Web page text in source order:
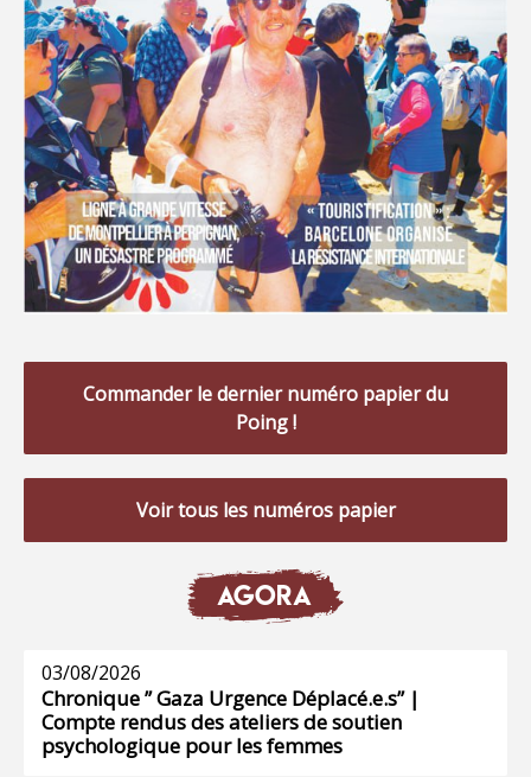
Commander le dernier numéro papier du
Poing !
Voir tous les numéros papier
AGORA
03/08/2026
Chronique ” Gaza Urgence Déplacé.e.s” |
Compte rendus des ateliers de soutien
psychologique pour les femmes